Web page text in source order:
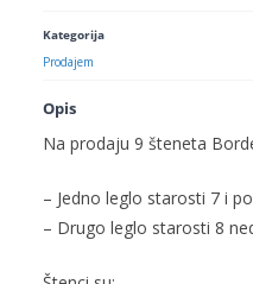
Kategorija
Prodajem
Opis
Na prodaju 9 šteneta
– Jedno leglo starosti 7 i
– Drugo leglo starosti 8